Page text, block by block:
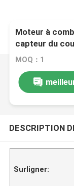
Moteur à
capteur du
l'essai
MOQ：1
DESCRIPTION
Surligner: